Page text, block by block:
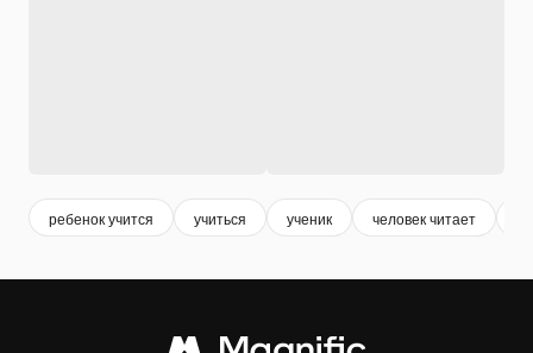
ребенок учится учиться ученик человек читает